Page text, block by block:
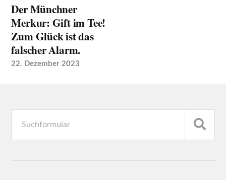
Der Münchner
Merkur: Gift im Tee!
Zum Glück ist das
falscher Alarm.
22. Dezember 2023